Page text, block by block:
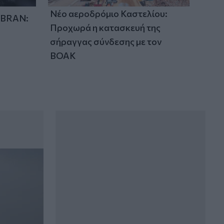
Νέο αεροδρόμιο Καστελίου:
Προχωρά η κατασκευή της
σήραγγας σύνδεσης με τον
ΒΟΑΚ